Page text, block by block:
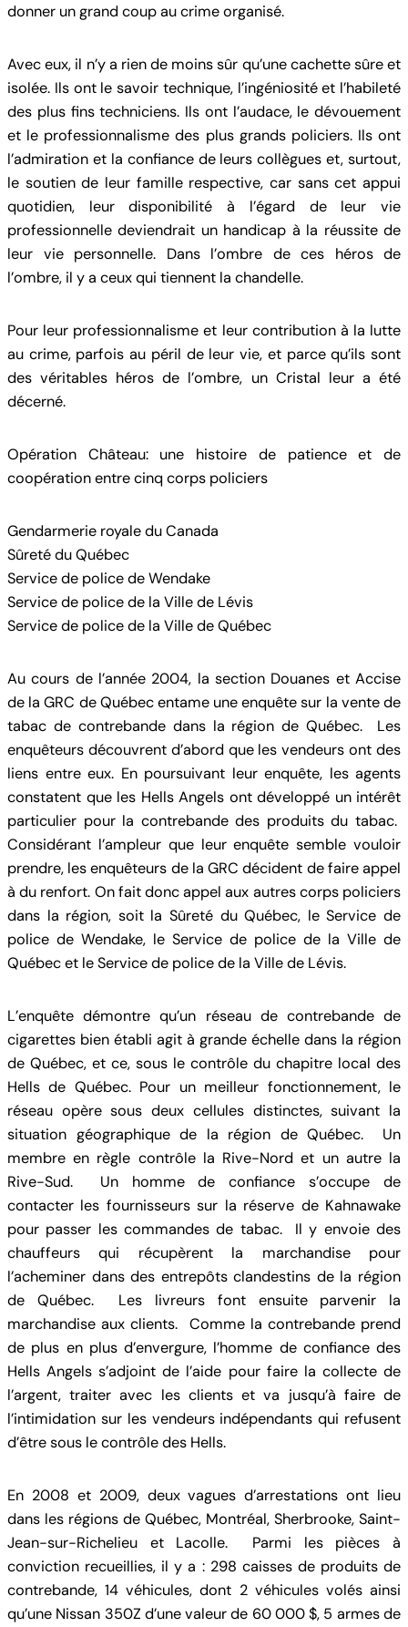
donner un grand coup au crime organisé.
Avec eux, il n’y a rien de moins sûr qu’une cachette sûre et
isolée. Ils ont le savoir technique, l’ingéniosité et l’habileté
des plus fins techniciens. Ils ont l’audace, le dévouement
et le professionnalisme des plus grands policiers. Ils ont
l’admiration et la confiance de leurs collègues et, surtout,
le soutien de leur famille respective, car sans cet appui
quotidien, leur disponibilité à l’égard de leur vie
professionnelle deviendrait un handicap à la réussite de
leur vie personnelle. Dans l’ombre de ces héros de
l’ombre, il y a ceux qui tiennent la chandelle.
Pour leur professionnalisme et leur contribution à la lutte
au crime, parfois au péril de leur vie, et parce qu’ils sont
des véritables héros de l’ombre, un Cristal leur a été
décerné.
Opération Château: une histoire de patience et de
coopération entre cinq corps policiers
Gendarmerie royale du Canada
Sûreté du Québec
Service de police de Wendake
Service de police de la Ville de Lévis
Service de police de la Ville de Québec
Au cours de l’année 2004, la section Douanes et Accise
de la GRC de Québec entame une enquête sur la vente de
tabac de contrebande dans la région de Québec. Les
enquêteurs découvrent d’abord que les vendeurs ont des
liens entre eux. En poursuivant leur enquête, les agents
constatent que les Hells Angels ont développé un intérêt
particulier pour la contrebande des produits du tabac.
Considérant l’ampleur que leur enquête semble vouloir
prendre, les enquêteurs de la GRC décident de faire appel
à du renfort. On fait donc appel aux autres corps policiers
dans la région, soit la Sûreté du Québec, le Service de
police de Wendake, le Service de police de la Ville de
Québec et le Service de police de la Ville de Lévis.
L’enquête démontre qu’un réseau de contrebande de
cigarettes bien établi agit à grande échelle dans la région
de Québec, et ce, sous le contrôle du chapitre local des
Hells de Québec. Pour un meilleur fonctionnement, le
réseau opère sous deux cellules distinctes, suivant la
situation géographique de la région de Québec. Un
membre en règle contrôle la Rive-Nord et un autre la
Rive-Sud. Un homme de confiance s’occupe de
contacter les fournisseurs sur la réserve de Kahnawake
pour passer les commandes de tabac. Il y envoie des
chauffeurs qui récupèrent la marchandise pour
l’acheminer dans des entrepôts clandestins de la région
de Québec. Les livreurs font ensuite parvenir la
marchandise aux clients. Comme la contrebande prend
de plus en plus d’envergure, l’homme de confiance des
Hells Angels s’adjoint de l’aide pour faire la collecte de
l’argent, traiter avec les clients et va jusqu’à faire de
l’intimidation sur les vendeurs indépendants qui refusent
d’être sous le contrôle des Hells.
En 2008 et 2009, deux vagues d’arrestations ont lieu
dans les régions de Québec, Montréal, Sherbrooke, Saint-
Jean-sur-Richelieu et Lacolle. Parmi les pièces à
conviction recueillies, il y a : 298 caisses de produits de
contrebande, 14 véhicules, dont 2 véhicules volés ainsi
qu’une Nissan 350Z d’une valeur de 60 000 $, 5 armes de